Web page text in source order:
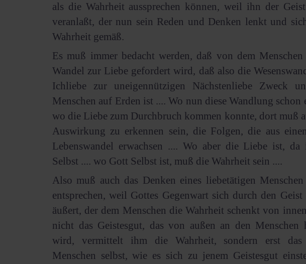
als die Wahrheit aussprechen können, weil ihn der
veranlaßt, der nun sein Reden und Denken lenkt und
Wahrheit gemäß.
Es muß immer bedacht werden, daß von dem Menschen
Wandel zur Liebe gefordert wird, daß also die
Ichliebe zur uneigennützigen Nächstenliebe Zweck
Menschen auf Erden ist .... Wo nun diese Wandlung schon
wo die Liebe zum Durchbruch kommen konnte, dort muß
Auswirkung zu erkennen sein, die Folgen, die aus
Lebenswandel erwachsen .... Wo aber die Liebe ist,
Selbst .... wo Gott Selbst ist, muß die Wahrheit sein ....
Also muß auch das Denken eines liebetätigen
entsprechen, weil Gottes Gegenwart sich durch den
äußert, der dem Menschen die Wahrheit schenkt von
nicht das Geistesgut, das von außen an den Menschen
wird, vermittelt ihm die Wahrheit, sondern erst das
Menschen selbst, wie es sich zu jenem Geistesgut